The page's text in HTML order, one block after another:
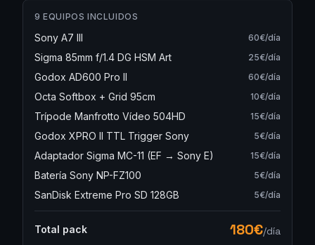
9 EQUIPOS INCLUIDOS
Sony A7 III 60€/día
Sigma 85mm f/1.4 DG HSM Art 25€/día
Godox AD600 Pro II 60€/día
Octa Softbox + Grid 95cm 10€/día
Trípode Manfrotto Vídeo 504HD 15€/día
Godox XPRO II TTL Trigger Sony 5€/día
Adaptador Sigma MC-11 (EF → Sony E) 15€/día
Batería Sony NP-FZ100 5€/día
SanDisk Extreme Pro SD 128GB 5€/día
Total pack 180€/día